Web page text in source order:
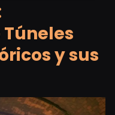
y sus